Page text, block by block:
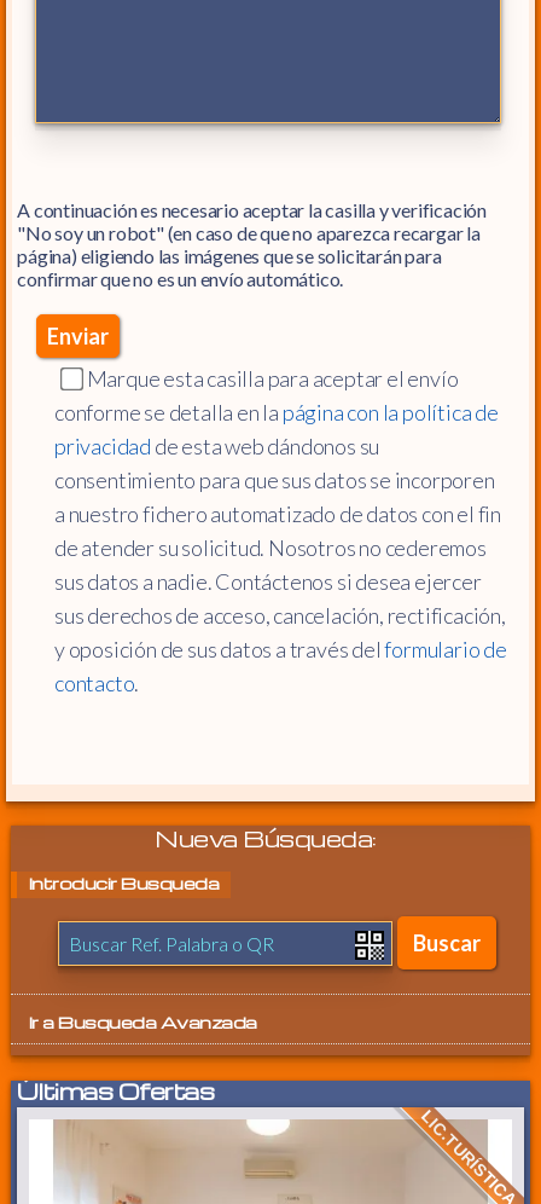
A continuación es necesario aceptar la casilla y verificación
"No soy un robot" (en caso de que no aparezca recargar la
página) eligiendo las imágenes que se solicitarán para
confirmar que no es un envío automático.
Marque esta casilla para aceptar el envío
conforme se detalla en la página con la política de
privacidad de esta web dándonos su
consentimiento para que sus datos se incorporen
a nuestro fichero automatizado de datos con el fin
de atender su solicitud. Nosotros no cederemos
sus datos a nadie. Contáctenos si desea ejercer
sus derechos de acceso, cancelación, rectificación,
y oposición de sus datos a través delformulario de
contacto.
Nueva Búsqueda:
Introducir Busqueda
Ir aBusqueda Avanzada
Últimas Ofertas
LIC.TURÍSTICA